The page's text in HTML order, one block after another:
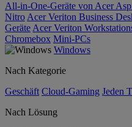
All-in-One-Geräte von Acer
Nitro Acer Veriton Business
Geräte Acer Veriton
Chromebox Mini-PCs
Windows
Nach Kategorie
Geschäft Cloud-Gaming Jeden
Nach Lösung